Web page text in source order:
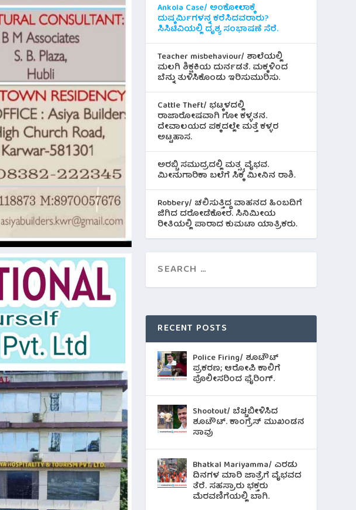
Ankola Case/ ಅಂಕೋಲಾಕ್ಕೆ
ದುಷ್ಕರ್ಮಿಗಳನ್ನ ಕರೆಸಿದವರಾರು?
ಸಿಸಿಟಿವಿಯಲ್ಲಿ ದೃಶ್ಯ ಸಂಭಾಷಣೆ ಸೆರೆ.
Teacher misbehaviour/ ಶಾಲೆಯಲ್ಲಿ
ಮಲಗಿ ಶಿಕ್ಷಕಿಯ ದುರ್ನಡತೆ. ಮಕ್ಕಳಿಂದ
ಬೆನ್ನು ತುಳಿಸಿಕೊಂಡು ಇರಿಸುಮುರಿಸು.
Cattle Theft/ ಭಟ್ಕಳದಲ್ಲಿ
ರಾಜಾರೋಷವಾಗಿ ಗೋ ಕಳ್ಳತನ.
ದೇವಾಲಯದ ಪಕ್ಕದಲ್ಲೇ ಮತ್ತೆ ಕಳ್ಳರ
ಅಟ್ಟಹಾಸ.
ಅರಬ್ಬಿ ಸಮುದ್ರದಲ್ಲಿ ಮತ್ಸ್ಯ ವೈಭವ.
ಮೀನುಗಾರಿಕಾ ಬಲೆಗೆ ಸಿಕ್ಕ ಮೀನಿನ‌ ರಾಶಿ.
Robbery/ ಚಲಿಸುತ್ತಿದ್ದ ವಾಹನದ ಹಿಂಬದಿಗೆ
ಜಿಗಿದ ದರೋಡೆಕೋರ. ಸಿನಿಮೀಯ
ರೀತಿಯಲ್ಲಿ ಪಾರಾದ ಕುಮಟಾ ಯಾತ್ರಿಕರು.
RECENT POSTS
Police Firing/ ಶೂಟೌಟ್
ಪ್ರಕರಣ; ಆರೋಪಿ ಕಾಲಿಗೆ
ಪೊಲೀಸರಿಂದ ಫೈರಿಂಗ್.
Shootout/ ಬೆಚ್ಚಿಬೀಳಿಸಿದ
ಶೂಟೌಟ್‌. ಕಾಂಗ್ರೆಸ್ ಮುಖಂಡನ
ಸಾವು
Bhatkal Mariyamma/ ಎರಡು
ದಿನಗಳ ಮಾರಿ ಜಾತ್ರೆಗೆ ವೈಭವದ
ತೆರೆ. ಸಹಸ್ರಾರು ಭಕ್ತರು
ಮೆರವಣಿಗೆಯಲ್ಲಿ ಬಾಗಿ.